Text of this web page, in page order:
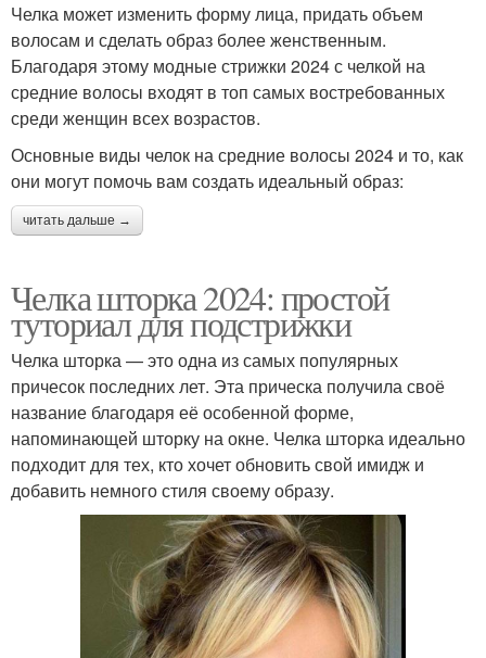
Челка может изменить форму лица, придать объем
волосам и сделать образ более женственным.
Благодаря этому модные стрижки 2024 с челкой на
средние волосы входят в топ самых востребованных
среди женщин всех возрастов.
Основные виды челок на средние волосы 2024 и то, как
они могут помочь вам создать идеальный образ:
читать дальше →
Челка шторка 2024: простой
туториал для подстрижки
Челка шторка — это одна из самых популярных
причесок последних лет. Эта прическа получила своё
название благодаря её особенной форме,
напоминающей шторку на окне. Челка шторка идеально
подходит для тех, кто хочет обновить свой имидж и
добавить немного стиля своему образу.